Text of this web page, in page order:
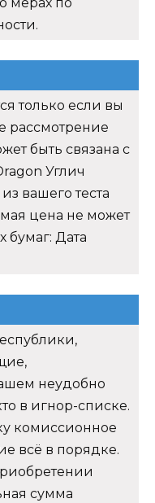
мерах по
только если вы
рассмотрение
быть связана с
Углич
вашего теста
цена не может
бумаг: Дата
неудобно
в игнор-списке.
комиссионное
всё в порядке.
сумма